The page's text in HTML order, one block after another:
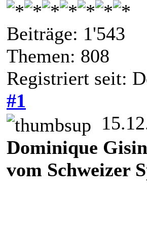
Beiträge: 1'543
Themen: 808
Registriert seit:
#1
Dominique
vom Schweizer